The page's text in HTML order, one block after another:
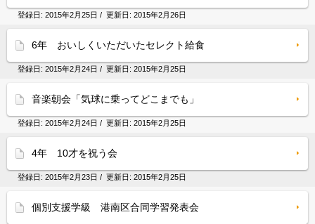
登録日: 2015年2月25日 / 更新日: 2015年2月26日
6年 おいしくいただいたセレクト給食
登録日: 2015年2月24日 / 更新日: 2015年2月25日
音楽朝会「気球に乗ってどこまでも」
登録日: 2015年2月24日 / 更新日: 2015年2月25日
4年 10才を祝う会
登録日: 2015年2月23日 / 更新日: 2015年2月25日
個別支援学級 港南区合同学習発表会